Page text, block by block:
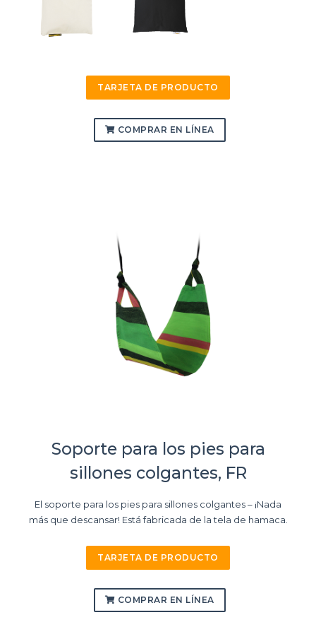
TARJETA DE PRODUCTO
COMPRAR EN LÍNEA
Soporte para los pies para
sillones colgantes, FR
El soporte para los pies para sillones colgantes – ¡Nada
más que descansar! Está fabricada de la tela de hamaca.
TARJETA DE PRODUCTO
COMPRAR EN LÍNEA